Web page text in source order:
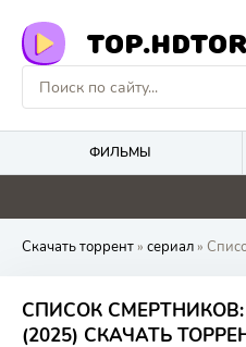
ФИЛЬМЫ
4.1 0
Скачать торрент» сериал»
СПИСОК
(2025) СКАЧАТЬ 7.11